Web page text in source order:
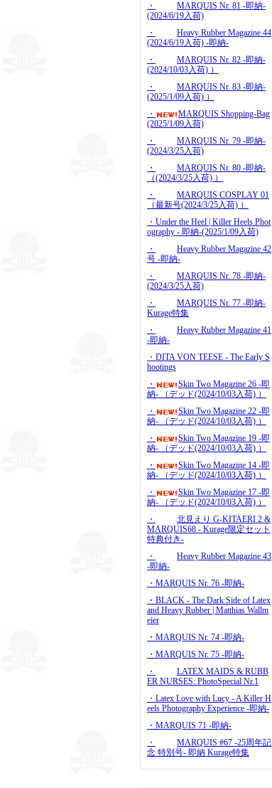
・
MARQUIS Nr. 81 -即納-
(2024/6/19入荷)
・
Heavy Rubber Magazine 44
(2024/6/19入荷) -即納-
・
MARQUIS Nr. 82 -即納-
(2024/10/03入荷) ）
・
MARQUIS Nr. 83 -即納-
(2025/1/09入荷) ）
・
MARQUIS Shopping-Bag
(2025/1/09入荷)
・
MARQUIS Nr. 79 -即納-
(2024/3/25入荷)
・
MARQUIS Nr. 80 -即納-
（(2024/3/25入荷) ）
・
MARQUIS COSPLAY 01
（最新号(2024/3/25入荷) ）
・Under the Heel | Killer Heels Phot
ography - 即納-(2025/1/09入荷)
・
Heavy Rubber Magazine 42
号 -即納-
・
MARQUIS Nr. 78 -即納-
(2024/3/25入荷)
・
MARQUIS Nr. 77 -即納-
Kurage特集
・
Heavy Rubber Magazine 41
-即納-
・DITA VON TEESE - The Early S
hootings
・
Skin Two Magazine 26 -即
納- （デッド(2024/10/03入荷) ）
・
Skin Two Magazine 22 -即
納- （デッド(2024/10/03入荷) ）
・
Skin Two Magazine 19 -即
納- （デッド(2024/10/03入荷) ）
・
Skin Two Magazine 14 -即
納- （デッド(2024/10/03入荷) ）
・
Skin Two Magazine 17 -即
納- （デッド(2024/10/03入荷) ）
・
北見えり G-KITAERI 2 &
MARQUIS68 - Kurage限定セット
特典付き-
・
Heavy Rubber Magazine 43
-即納-
・MARQUIS Nr. 76 -即納-
・BLACK - The Dark Side of Latex
and Heavy Rubber | Matthias Wallm
eier
・MARQUIS Nr. 74 -即納-
・MARQUIS Nr. 75 -即納-
・
LATEX MAIDS & RUBB
ER NURSES: PhotoSpecial Nr.1
・Latex Love with Lucy - A Killer H
eels Photography Experience -即納-
・MARQUIS 71 -即納-
・
MARQUIS #67 -25周年記
念 特別号- 即納 Kurage特集